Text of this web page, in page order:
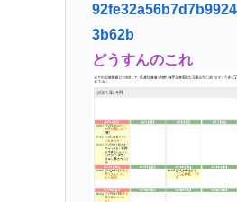
長崎の語り部のお爺ちゃん
装が必要』と言われびっくり
【ﾌｧﾝｻﾏﾘｨ】台湾、長崎式典
「外交団エリア外」と抗議「
友好的な台湾をおとしめた」
ル向ける国家に配慮か
【悲報】無職35歳、JCに「
3b62b
どうすんのこれ